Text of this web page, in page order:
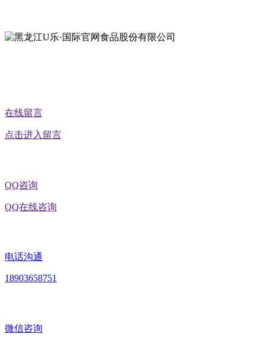
在线留言
点击进入留言
QQ咨询
QQ在线咨询
电话沟通
18903658751
微信咨询